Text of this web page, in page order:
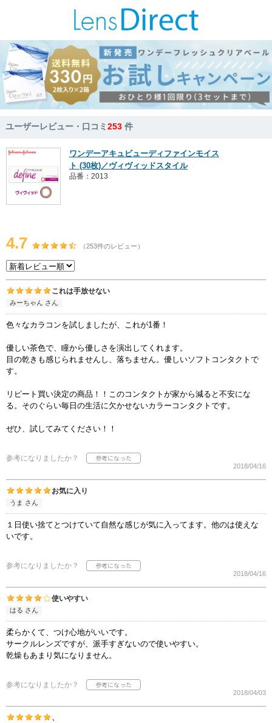
ユーザーレビュー・口コミ253 件
ワンデーアキュビューディファインモイス
ト (30枚)／ヴィヴィッドスタイル
品番：2013
4.7 （253件のレビュー）
これは手放せない
みーちゃん さん
色々なカラコンを試しましたが、これが1番！
優しい茶色で、瞳から優しさを演出してくれます。
目の乾きも感じられませんし、落ちません。優しいソフトコンタクトで
す。
リピート買い決定の商品！！このコンタクトが家から減ると不安にな
る。そのぐらい毎日の生活に欠かせないカラーコンタクトです。
ぜひ、試してみてください！！
参考になりましたか？
2018/04/16
お気に入り
うま さん
１日使い捨てとつけていて自然な感じが気に入ってます。他のは使えな
いです。
参考になりましたか？
2018/04/16
使いやすい
はる さん
柔らかくて、つけ心地がいいです。
サークルレンズですが、派手すぎないので使いやすい。
乾燥もあまり気になりません。
参考になりましたか？
2018/04/03
、